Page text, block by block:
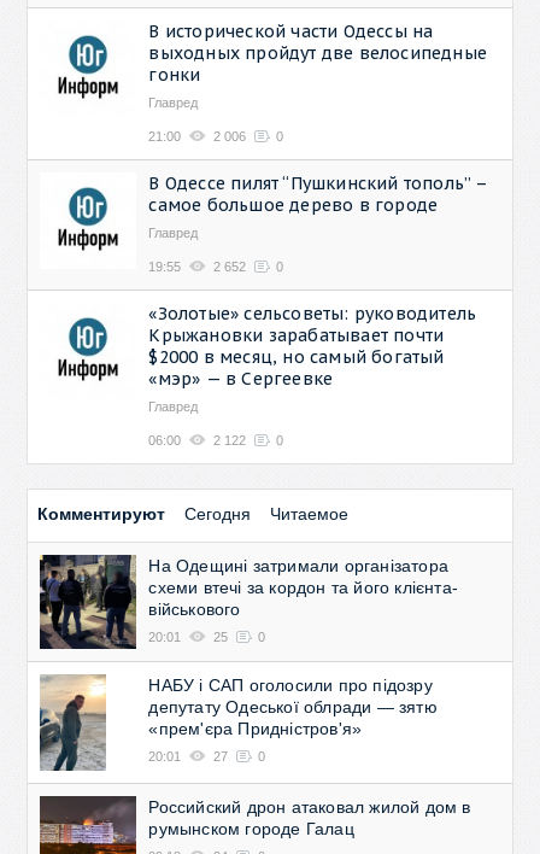
В исторической части Одессы на
выходных пройдут две велосипедные
гонки
Главред
21:00 2 006 0
В Одессе пилят “Пушкинский тополь” –
самое большое дерево в городе
Главред
19:55 2 652 0
«Золотые» сельсоветы: руководитель
Крыжановки зарабатывает почти
$2000 в месяц, но самый богатый
«мэр» — в Сергеевке
Главред
06:00 2 122 0
Комментируют Сегодня Читаемое
На Одещині затримали організатора
схеми втечі за кордон та його клієнта-
військового
20:01 25 0
НАБУ і САП оголосили про підозру
депутату Одеської облради — зятю
«прем'єра Придністров'я»
20:01 27 0
Российский дрон атаковал жилой дом в
румынском городе Галац